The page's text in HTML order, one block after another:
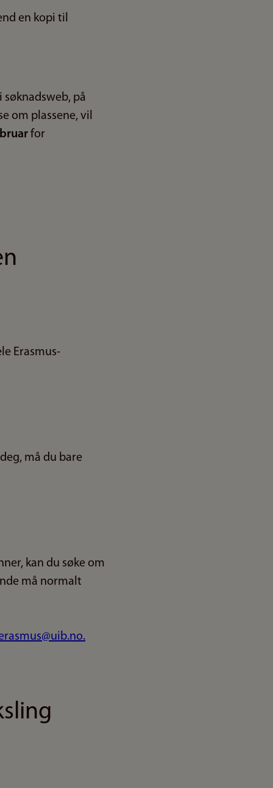
en kopi til
på
om plassene, vil
for
Erasmus-
må du bare
kan du søke om
må normalt